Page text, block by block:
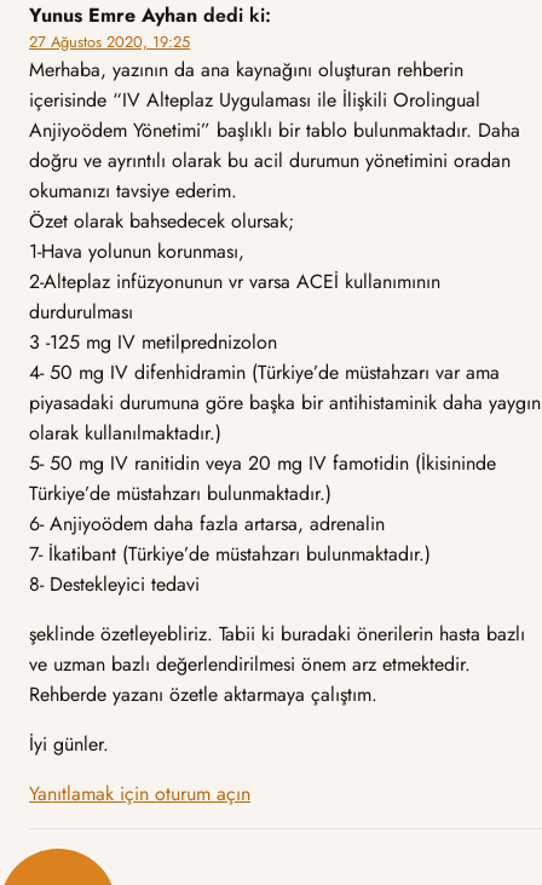
Yunus Emre Ayhan dedi ki:
27 Ağustos 2020, 19:25
Merhaba, yazının da ana kaynağını oluşturan rehberin
içerisinde “IV Alteplaz Uygulaması ile İlişkili Orolingual
Anjiyoödem Yönetimi” başlıklı bir tablo bulunmaktadır. Daha
doğru ve ayrıntılı olarak bu acil durumun yönetimini oradan
okumanızı tavsiye ederim.
Özet olarak bahsedecek olursak;
1-Hava yolunun korunması,
2-Alteplaz infüzyonunun vr varsa ACEİ kullanımının
durdurulması
3 -125 mg IV metilprednizolon
4- 50 mg IV difenhidramin (Türkiye’de müstahzarı var ama
piyasadaki durumuna göre başka bir antihistaminik daha yaygın
olarak kullanılmaktadır.)
5- 50 mg IV ranitidin veya 20 mg IV famotidin (İkisininde
Türkiye’de müstahzarı bulunmaktadır.)
6- Anjiyoödem daha fazla artarsa, adrenalin
7- İkatibant (Türkiye’de müstahzarı bulunmaktadır.)
8- Destekleyici tedavi
şeklinde özetleyebliriz. Tabii ki buradaki önerilerin hasta bazlı
ve uzman bazlı değerlendirilmesi önem arz etmektedir.
Rehberde yazanı özetle aktarmaya çalıştım.
İyi günler.
Yanıtlamak için oturum açın